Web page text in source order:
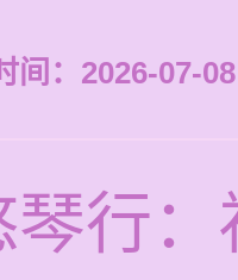
间：2026-07-
行